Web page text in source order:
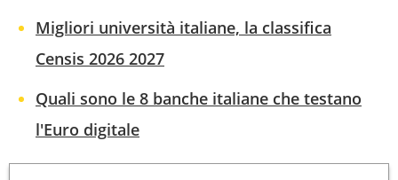
Migliori università italiane, la classifica
Censis 2026 2027
Quali sono le 8 banche italiane che testano
l'Euro digitale